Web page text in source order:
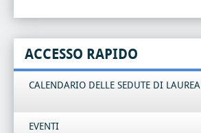
ACCESSO RAPIDO
CALENDARIO DELLE SEDUTE DI LAUREA
EVENTI